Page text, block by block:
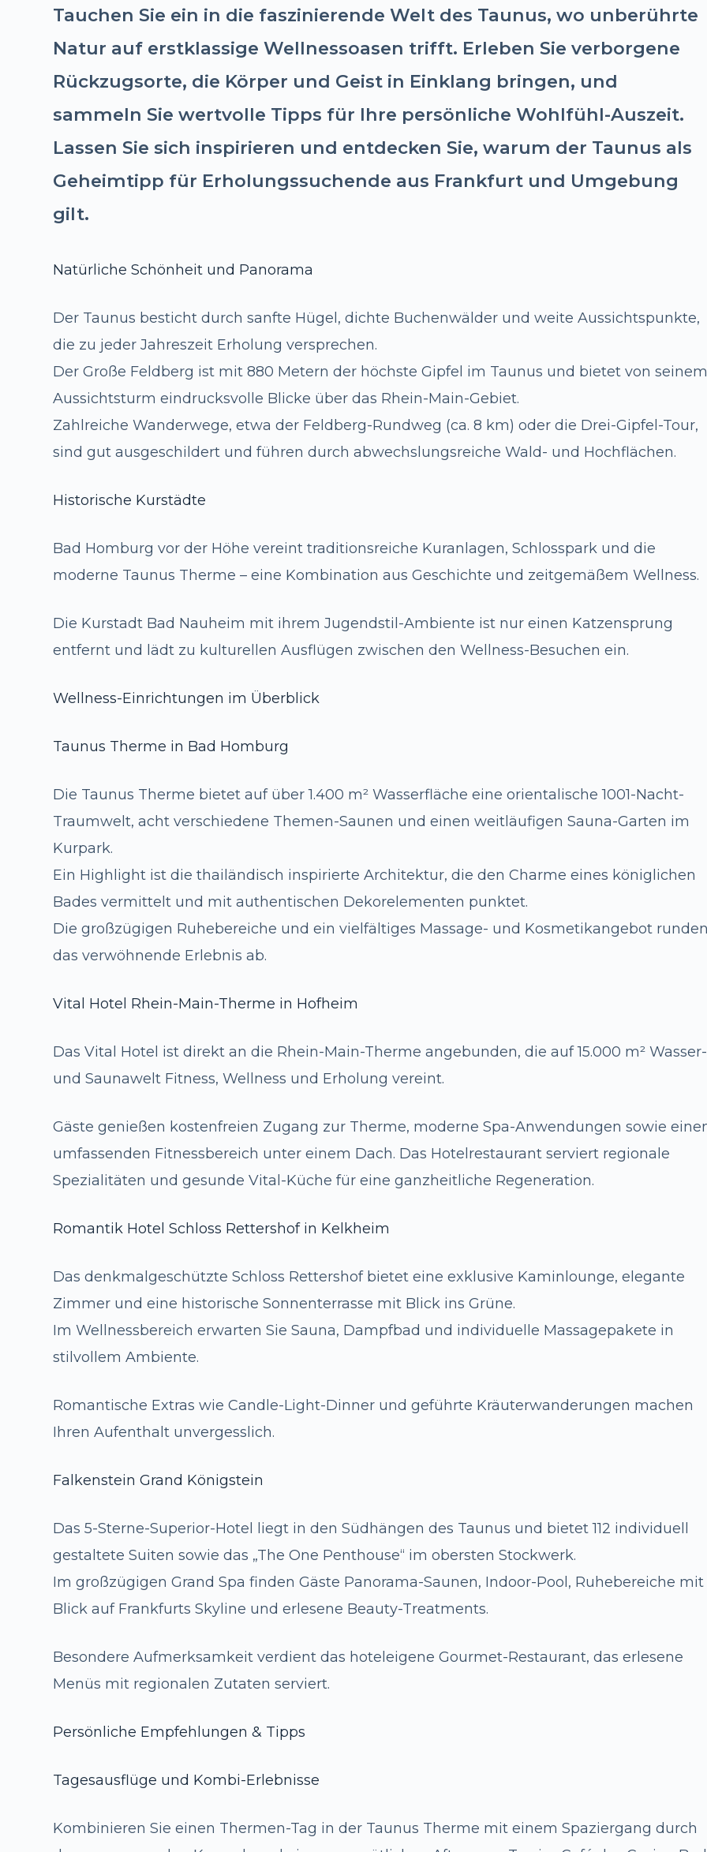
Tauchen Sie ein in die faszinierende Welt des Taunus, wo unberührte
Natur auf erstklassige Wellnessoasen trifft. Erleben Sie verborgene
Rückzugsorte, die Körper und Geist in Einklang bringen, und
sammeln Sie wertvolle Tipps für Ihre persönliche Wohlfühl-Auszeit.
Lassen Sie sich inspirieren und entdecken Sie, warum der Taunus als
Geheimtipp für Erholungssuchende aus Frankfurt und Umgebung
gilt.
Natürliche Schönheit und Panorama
Der Taunus besticht durch sanfte Hügel, dichte Buchenwälder und weite Aussichtspunkte,
die zu jeder Jahreszeit Erholung versprechen.
Der Große Feldberg ist mit 880 Metern der höchste Gipfel im Taunus und bietet von
Aussichtsturm eindrucksvolle Blicke über das Rhein-Main-Gebiet.
Zahlreiche Wanderwege, etwa der Feldberg-Rundweg (ca. 8 km) oder die Drei-Gipfel-Tour,
sind gut ausgeschildert und führen durch abwechslungsreiche Wald- und Hochflächen.
Historische Kurstädte
Bad Homburg vor der Höhe vereint traditionsreiche Kuranlagen, Schlosspark und die
moderne Taunus Therme – eine Kombination aus Geschichte und zeitgemäßem Wellness.
Die Kurstadt Bad Nauheim mit ihrem Jugendstil-Ambiente ist nur einen Katzensprung
entfernt und lädt zu kulturellen Ausflügen zwischen den Wellness-Besuchen ein.
Wellness-Einrichtungen im Überblick
Taunus Therme in Bad Homburg
Die Taunus Therme bietet auf über 1.400 m² Wasserfläche eine orientalische 1001-Nacht-
Traumwelt, acht verschiedene Themen-Saunen und einen weitläufigen Sauna-Garten im
Kurpark.
Ein Highlight ist die thailändisch inspirierte Architektur, die den Charme eines königlichen
Bades vermittelt und mit authentischen Dekorelementen punktet.
Die großzügigen Ruhebereiche und ein vielfältiges Massage- und Kosmetikangebot
das verwöhnende Erlebnis ab.
Vital Hotel Rhein-Main-Therme in Hofheim
Das Vital Hotel ist direkt an die Rhein-Main-Therme angebunden, die auf 15.000 m² Wasser-
und Saunawelt Fitness, Wellness und Erholung vereint.
Gäste genießen kostenfreien Zugang zur Therme, moderne Spa-Anwendungen sowie
umfassenden Fitnessbereich unter einem Dach. Das Hotelrestaurant serviert regionale
Spezialitäten und gesunde Vital-Küche für eine ganzheitliche Regeneration.
Romantik Hotel Schloss Rettershof in Kelkheim
Das denkmalgeschützte Schloss Rettershof bietet eine exklusive Kaminlounge, elegante
Zimmer und eine historische Sonnenterrasse mit Blick ins Grüne.
Im Wellnessbereich erwarten Sie Sauna, Dampfbad und individuelle Massagepakete in
stilvollem Ambiente.
Romantische Extras wie Candle-Light-Dinner und geführte Kräuterwanderungen machen
Ihren Aufenthalt unvergesslich.
Falkenstein Grand Königstein
Das 5-Sterne-Superior-Hotel liegt in den Südhängen des Taunus und bietet 112 individuell
gestaltete Suiten sowie das „The One Penthouse“ im obersten Stockwerk.
Im großzügigen Grand Spa finden Gäste Panorama-Saunen, Indoor-Pool, Ruhebereiche mit
Blick auf Frankfurts Skyline und erlesene Beauty-Treatments.
Besondere Aufmerksamkeit verdient das hoteleigene Gourmet-Restaurant, das erlesene
Menüs mit regionalen Zutaten serviert.
Persönliche Empfehlungen & Tipps
Tagesausflüge und Kombi-Erlebnisse
Kombinieren Sie einen Thermen-Tag in der Taunus Therme mit einem Spaziergang durch